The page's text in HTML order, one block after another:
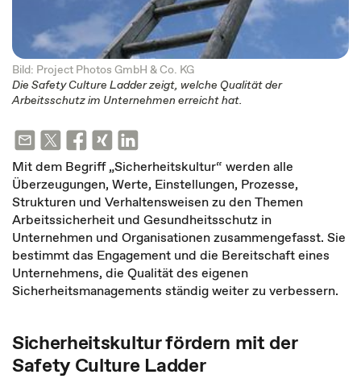
Bild: Project Photos GmbH & Co. KG
Die Safety Culture Ladder zeigt, welche Qualität der
Arbeitsschutz im Unternehmen erreicht hat.
Mit dem Begriff „Sicherheitskultur“ werden alle
Überzeugungen, Werte, Einstellungen, Prozesse,
Strukturen und Verhaltensweisen zu den Themen
Arbeitssicherheit und Gesundheitsschutz in
Unternehmen und Organisationen zusammengefasst. Sie
bestimmt das Engagement und die Bereitschaft eines
Unternehmens, die Qualität des eigenen
Sicherheitsmanagements ständig weiter zu verbessern.
Sicherheitskultur fördern mit der
Safety Culture Ladder